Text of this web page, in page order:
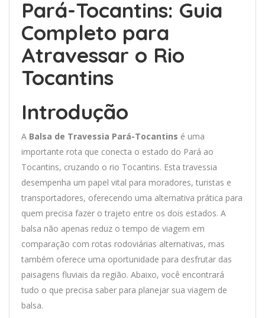
Pará-Tocantins: Guia
Completo para
Atravessar o Rio
Tocantins
Introdução
A Balsa de Travessia Pará-Tocantins é uma
importante rota que conecta o estado do Pará ao
Tocantins, cruzando o rio Tocantins. Esta travessia
desempenha um papel vital para moradores, turistas e
transportadores, oferecendo uma alternativa prática para
quem precisa fazer o trajeto entre os dois estados. A
balsa não apenas reduz o tempo de viagem em
comparação com rotas rodoviárias alternativas, mas
também oferece uma oportunidade para desfrutar das
paisagens fluviais da região. Abaixo, você encontrará
tudo o que precisa saber para planejar sua viagem de
balsa.